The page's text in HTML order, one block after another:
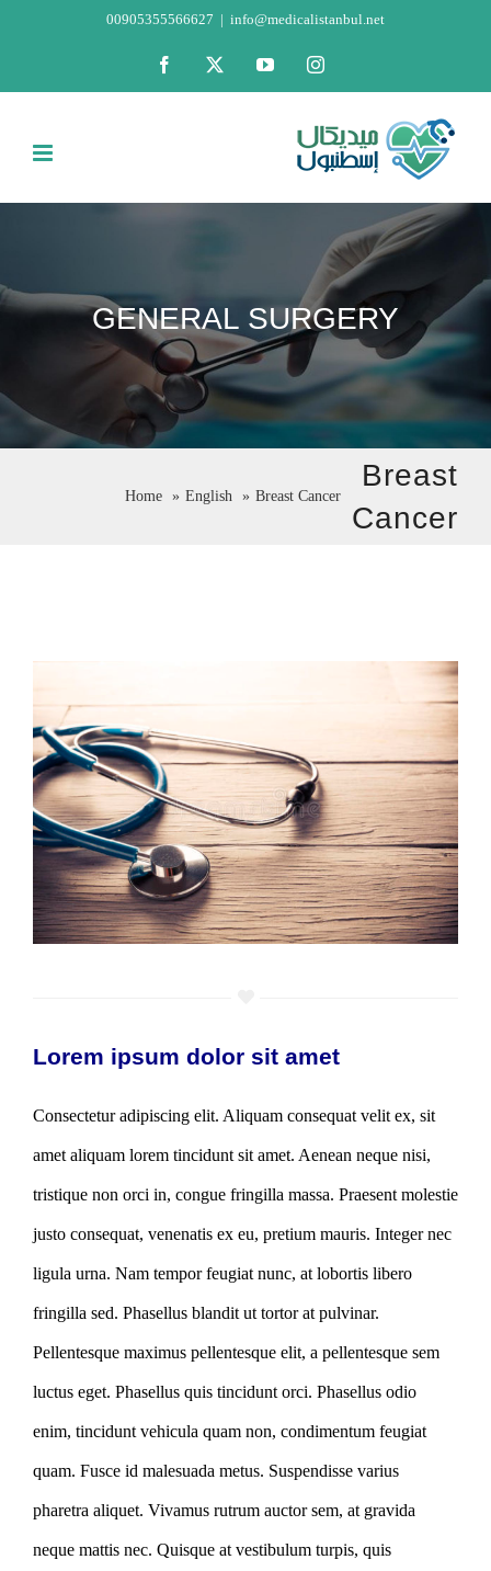
content
00905355566627 | info@medicalistanbul.net
Facebook YouTubeInstagram
GENERAL SURGERY
Breast
Cancer
Home English Breast Cancer
Lorem ipsum dolor sit amet
Consectetur adipiscing elit. Aliquam consequat velit ex, sit
amet aliquam lorem tincidunt sit amet. Aenean neque nisi,
tristique non orci in, congue fringilla massa. Praesent molestie
justo consequat, venenatis ex eu, pretium mauris. Integer nec
ligula urna. Nam tempor feugiat nunc, at lobortis libero
fringilla sed. Phasellus blandit ut tortor at pulvinar.
Pellentesque maximus pellentesque elit, a pellentesque sem
luctus eget. Phasellus quis tincidunt orci. Phasellus odio
enim, tincidunt vehicula quam non, condimentum feugiat
quam. Fusce id malesuada metus. Suspendisse varius
pharetra aliquet. Vivamus rutrum auctor sem, at gravida
neque mattis nec. Quisque at vestibulum turpis, quis